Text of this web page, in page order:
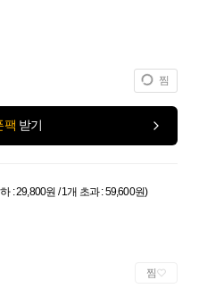
찜
팩 받기
: 29,800원 / 1개 초과 : 59,600원)
찜